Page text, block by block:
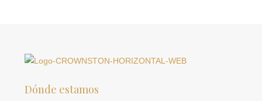
Dónde estamos